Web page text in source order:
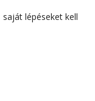
lépéseket kell